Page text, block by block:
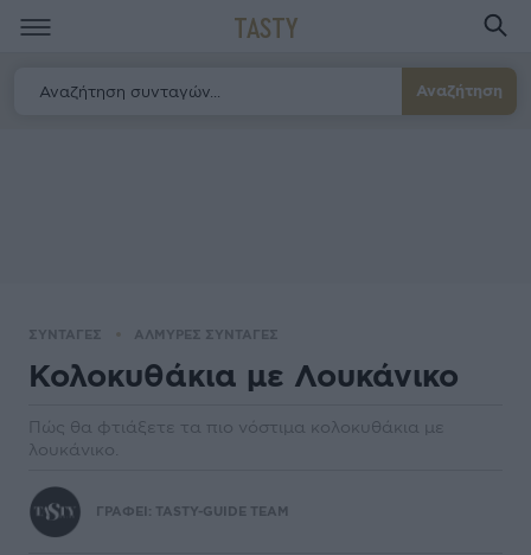
TASTY
Αναζήτηση
ΣΥΝΤΑΓΕΣ ΑΛΜΥΡΕΣ ΣΥΝΤΑΓΕΣ
Κολοκυθάκια με Λουκάνικο
Πώς θα φτιάξετε τα πιο νόστιμα κολοκυθάκια με
λουκάνικο.
ΓΡΑΦΕΙ: TASTY-GUIDE TEAM